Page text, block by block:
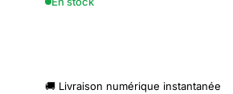
🚚 Livraison numérique instantanée